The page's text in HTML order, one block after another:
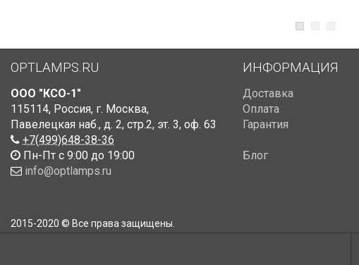
OPTLAMPS.RU
ООО "КСО-1"
115114, Россия, г. Москва,
Павелецкая наб., д. 2, стр.2, эт. 3, оф. 63
+7(499)648-38-36
Пн-Пт с 9:00 до 19:00
info@optlamps.ru
ИНФОРМАЦИЯ
Доставка
Оплата
Гарантия
Блог
2015-2020 © Все права защищены.